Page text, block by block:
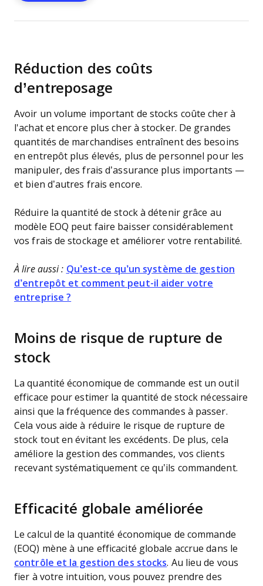
Réduction des coûts
d’entreposage
Avoir un volume important de stocks coûte cher à
l'achat et encore plus cher à stocker. De grandes
quantités de marchandises entraînent des besoins
en entrepôt plus élevés, plus de personnel pour les
manipuler, des frais d’assurance plus importants —
et bien d’autres frais encore.
Réduire la quantité de stock à détenir grâce au
modèle EOQ peut faire baisser considérablement
vos frais de stockage et améliorer votre rentabilité.
À lire aussi : Qu’est-ce qu’un système de gestion
d’entrepôt et comment peut-il aider votre
entreprise ?
Moins de risque de rupture de
stock
La quantité économique de commande est un outil
efficace pour estimer la quantité de stock nécessaire
ainsi que la fréquence des commandes à passer.
Cela vous aide à réduire le risque de rupture de
stock tout en évitant les excédents. De plus, cela
améliore la gestion des commandes, vos clients
recevant systématiquement ce qu’ils commandent.
Efficacité globale améliorée
Le calcul de la quantité économique de commande
(EOQ) mène à une efficacité globale accrue dans le
contrôle et la gestion des stocks. Au lieu de vous
fier à votre intuition, vous pouvez prendre des